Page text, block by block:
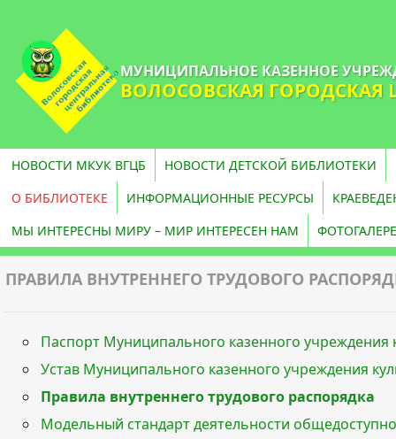
МУНИЦИПАЛЬНОЕ КАЗЕННОЕ
ВОЛОСОВСКАЯ ГОРОДСКАЯ
НОВОСТИ МКУК ВГЦБ НОВОСТИ ДЕТСКОЙ БИБЛИОТЕКИ
О БИБЛИОТЕКЕ
ИНФОРМАЦИОННЫЕ РЕСУРСЫ
МЫ ИНТЕРЕСНЫ МИРУ – МИР ИНТЕРЕСЕН НАМ
ПРАВИЛА ВНУТРЕННЕГО ТРУДОВОГО
Паспорт Муниципального казенного учреждения
Устав Муниципального казенного учреждения
Правила внутреннего трудового распорядка
Модельный стандарт деятельности